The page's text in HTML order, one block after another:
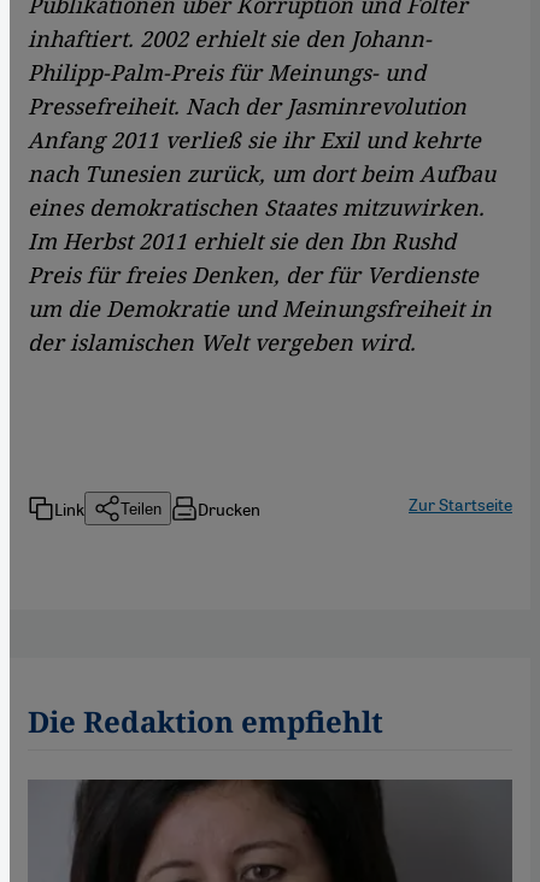
inhaftiert. 2002 erhielt sie den Johann-
Philipp-Palm-Preis für Meinungs- und
Pressefreiheit. Nach der Jasminrevolution
Anfang 2011 verließ sie ihr Exil und kehrte
nach Tunesien zurück, um dort beim Aufbau
eines demokratischen Staates mitzuwirken.
Im Herbst 2011 erhielt sie den Ibn Rushd
Preis für freies Denken, der für Verdienste
um die Demokratie und Meinungsfreiheit in
der islamischen Welt vergeben wird.
Link Teilen Drucken Zur Startseite
Die Redaktion empfiehlt